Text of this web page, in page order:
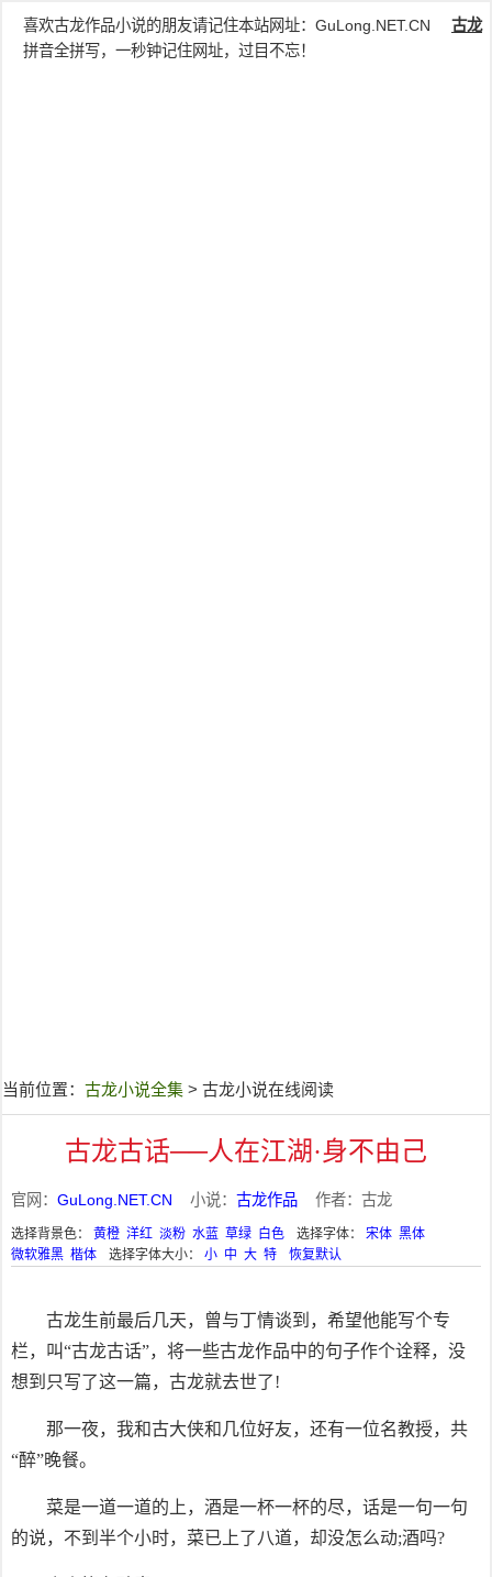
喜欢古龙作品小说的朋友请记住本站网址： GuLong.NET.CN
古龙
拼音全拼写，一秒钟记住网址，过目不忘！
当前位置： 古龙小说全集 > 古龙小说在线阅读
古龙古话──人在江湖·身不由己
官网： GuLong.NET.CN 小说： 古龙作品 作者：古龙
选择背景色： 黄橙 洋红 淡粉 水蓝 草绿 白色 选择字体： 宋体 黑体
微软雅黑 楷体 选择字体大小： 小 中 大 特 恢复默认
古龙生前最后几天，曾与丁情谈到，希望他能写个专
栏，叫“古龙古话”，将一些古龙作品中的句子作个诠释，没
想到只写了这一篇，古龙就去世了!
那一夜，我和古大侠和几位好友，还有一位名教授，共
“醉”晚餐。
菜是一道一道的上，酒是一杯一杯的尽，话是一句一句
的说，不到半个小时，菜已上了八道，却没怎么动;酒吗?